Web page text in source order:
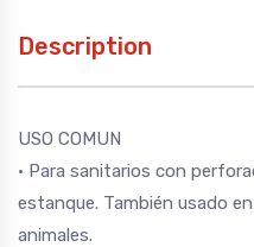
Description
USO COMUN
• Para sanitarios con
estanque. También usado
animales.